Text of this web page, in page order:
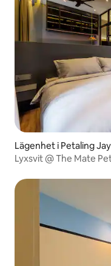
Lägenhet i Petaling
Lyxsvit @ The Mate